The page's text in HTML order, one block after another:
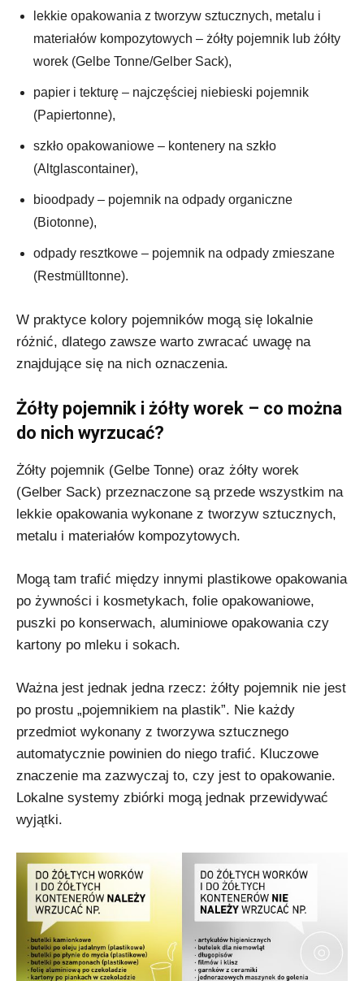
lekkie opakowania z tworzyw sztucznych, metalu i
materiałów kompozytowych – żółty pojemnik lub żółty
worek (Gelbe Tonne/Gelber Sack),
papier i tekturę – najczęściej niebieski pojemnik
(Papiertonne),
szkło opakowaniowe – kontenery na szkło
(Altglascontainer),
bioodpady – pojemnik na odpady organiczne
(Biotonne),
odpady resztkowe – pojemnik na odpady zmieszane
(Restmülltonne).
W praktyce kolory pojemników mogą się lokalnie
różnić, dlatego zawsze warto zwracać uwagę na
znajdujące się na nich oznaczenia.
Żółty pojemnik i żółty worek – co można
do nich wyrzucać?
Żółty pojemnik (Gelbe Tonne) oraz żółty worek
(Gelber Sack) przeznaczone są przede wszystkim na
lekkie opakowania wykonane z tworzyw sztucznych,
metalu i materiałów kompozytowych.
Mogą tam trafić między innymi plastikowe opakowania
po żywności i kosmetykach, folie opakowaniowe,
puszki po konserwach, aluminiowe opakowania czy
kartony po mleku i sokach.
Ważna jest jednak jedna rzecz: żółty pojemnik nie jest
po prostu „pojemnikiem na plastik”. Nie każdy
przedmiot wykonany z tworzywa sztucznego
automatycznie powinien do niego trafić. Kluczowe
znaczenie ma zazwyczaj to, czy jest to opakowanie.
Lokalne systemy zbiórki mogą jednak przewidywać
wyjątki.